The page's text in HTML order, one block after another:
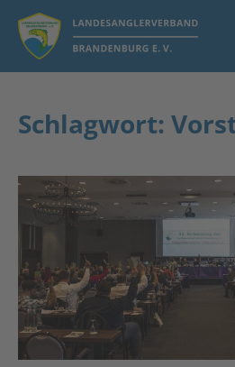
Schlagwort: